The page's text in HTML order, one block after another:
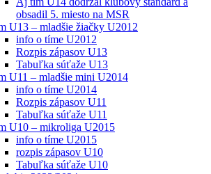
obsadil 5. miesto na MSR
U13 – mladšie žiačky U2012
info o tíme U2012
Rozpis zápasov U13
Tabuľka súťaže U13
U11 – mladšie mini U2014
info o tíme U2014
Rozpis zápasov U11
Tabuľka súťaže U11
U10 – mikroliga U2015
info o tíme U2015
rozpis zápasov U10
Tabuľka súťaže U10